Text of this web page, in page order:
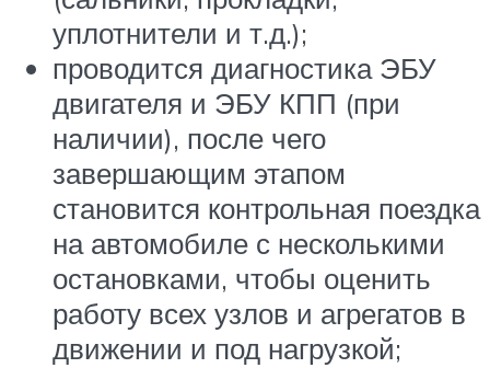
уплотнители и т.д.);
проводится диагностика ЭБУ
двигателя и ЭБУ КПП (при
наличии), после чего
завершающим этапом
становится контрольная поездка
на автомобиле с несколькими
остановками, чтобы оценить
работу всех узлов и агрегатов в
движении и под нагрузкой;